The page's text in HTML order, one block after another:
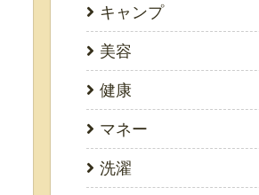
キャンプ
美容
健康
マネー
洗濯